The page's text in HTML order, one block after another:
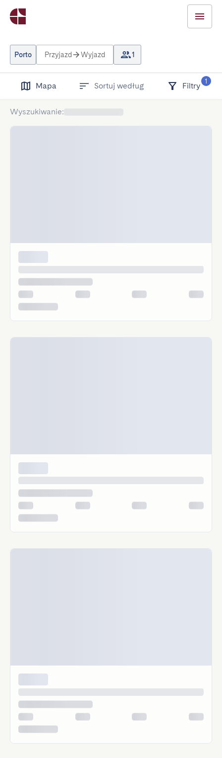
Porto Przyjazd Wyjazd 1
Mapa Sortuj według Filtry
1
Wyszukiwanie: